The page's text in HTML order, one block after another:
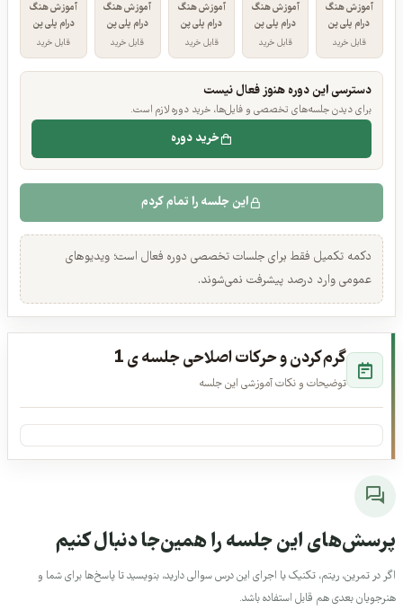
ترم ۶
ترم ششم
آموزش هنگ
قابل خرید
ترم ۷
ترم هفتم
آموزش هنگ
قابل خرید
ترم ۸
ترم هشتم
آموزش هنگ
ترم ۹
ترم نهم
آموزش هنگ
ترم ۱۰
ترم دهم
آموزش هنگ
دسترسی این دوره هنوز فعال نیست
برای دیدن جلسه‌های تخصصی و فایل‌ها، خرید دوره لازم است.
خرید دوره
این جلسه را تمام کردم
دکمه تکمیل فقط برای جلسات تخصصی دوره فعال است؛ ویدیوهای
عمومی وارد درصد پیشرفت نمی‌شوند.
گرم کردن و حرکات اصلاحی جلسه ی 1
این جلسه را همین‌جا دنبال کنیمجلسات مشترک